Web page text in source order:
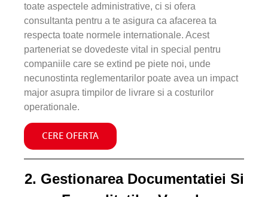
toate aspectele administrative, ci si ofera
consultanta pentru a te asigura ca afacerea ta
respecta toate normele internationale. Acest
parteneriat se dovedeste vital in special pentru
companiile care se extind pe piete noi, unde
necunostinta reglementarilor poate avea un impact
major asupra timpilor de livrare si a costurilor
operationale.
CERE OFERTA
2. Gestionarea Documentatiei Si